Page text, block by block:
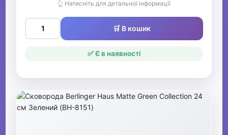
👆 Натисніть для детальної інформації
🛒 В кошик
✅ Є в наявності